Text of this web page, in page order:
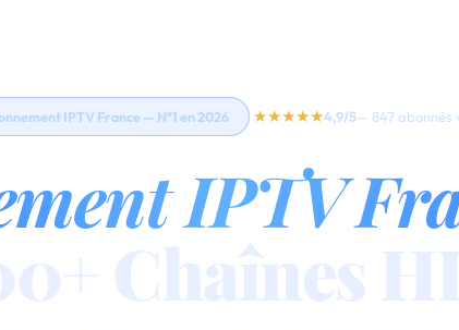
IPTV France — N°1 en 2026 ★★★★★4,9/5— 847 abonnés
IPTV